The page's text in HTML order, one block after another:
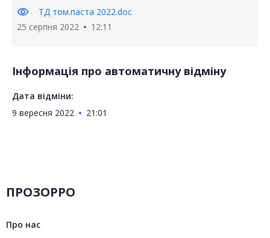
visibility
ТД том.паста 2022.doc
25 серпня 2022
12:11
Інформація про автоматичну відміну
Дата відміни:
9 вересня 2022
21:01
ПРОЗОРРО
Про нас